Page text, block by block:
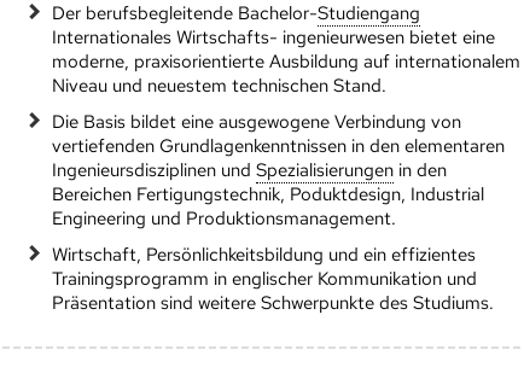
Der berufsbegleitende Bachelor-Studien­gang
Internationales Wirtschafts- ingenieurwesen bietet eine
moderne, praxisorientierte Ausbildung auf internationalem
Niveau und neuestem technischen Stand.
Die Basis bildet eine ausgewogene Verbindung von
vertiefenden Grundlagenkenntnissen in den elementaren
Ingenieursdisziplinen und Speziali­sierungenin den
Bereichen Fertigungstechnik, Poduktdesign, Industrial
Engineering und Produktionsmanagement.
Wirtschaft, Persönlichkeitsbildung und ein effizientes
Trainingsprogramm in englischer Kommunikation und
Präsentation sind weitere Schwerpunkte des Studiums.